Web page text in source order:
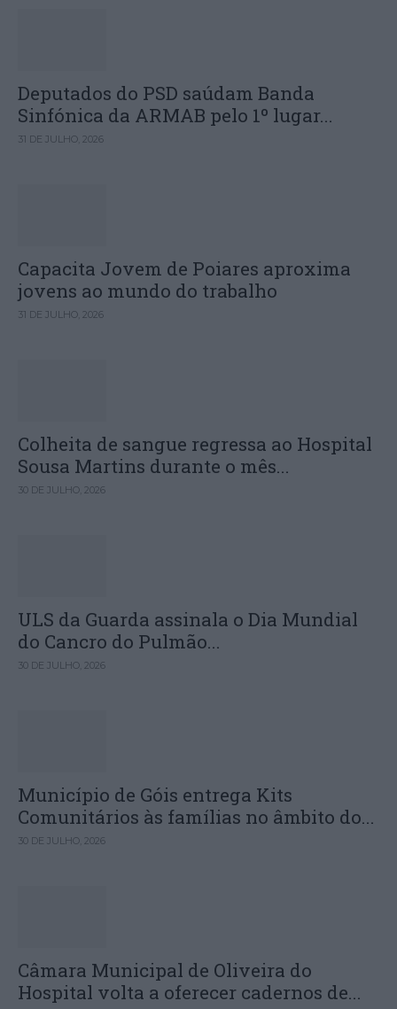
Deputados do PSD saúdam Banda
Sinfónica da ARMAB pelo 1º lugar...
31 DE JULHO, 2026
Capacita Jovem de Poiares aproxima
jovens ao mundo do trabalho
31 DE JULHO, 2026
Colheita de sangue regressa ao Hospital
Sousa Martins durante o mês...
30 DE JULHO, 2026
ULS da Guarda assinala o Dia Mundial
do Cancro do Pulmão...
30 DE JULHO, 2026
Município de Góis entrega Kits
Comunitários às famílias no âmbito do...
30 DE JULHO, 2026
Câmara Municipal de Oliveira do
Hospital volta a oferecer cadernos de...